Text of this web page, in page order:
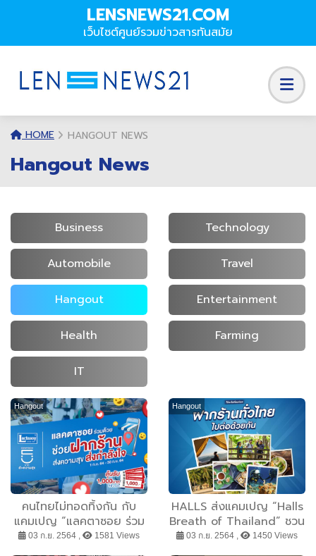
LENSNEWS21.COM
เว็บไซต์ศูนย์รวมข่าวสารทันสมัย
HOME HANGOUT NEWS
Hangout News
Business Technology
Automobile Travel
Hangout Entertainment
Health Farming
IT
Hangout
คนไทยไม่ทอดทิ้งกัน กับ
แคมเปญ “แลคตาซอย ร่วม
ด้วยช่วยฝากร้าน” ส่งความ
03 ก.ย. 2564 , 1581 Views
Hangout
HALLS ส่งแคมเปญ “Halls
Breath of Thailand” ชวน
“ฝากร้านทั่วไทย ไปต่อด้วย
03 ก.ย. 2564 , 1450 Views